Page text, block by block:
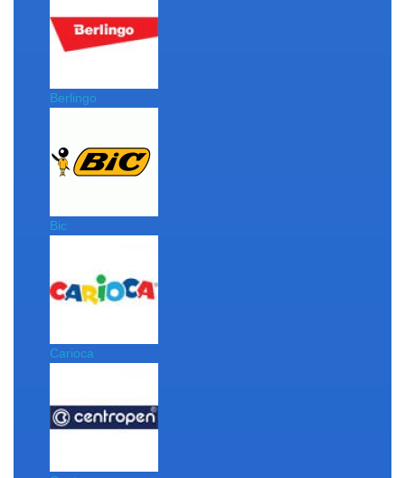
Berlingo
Bic
Carioca